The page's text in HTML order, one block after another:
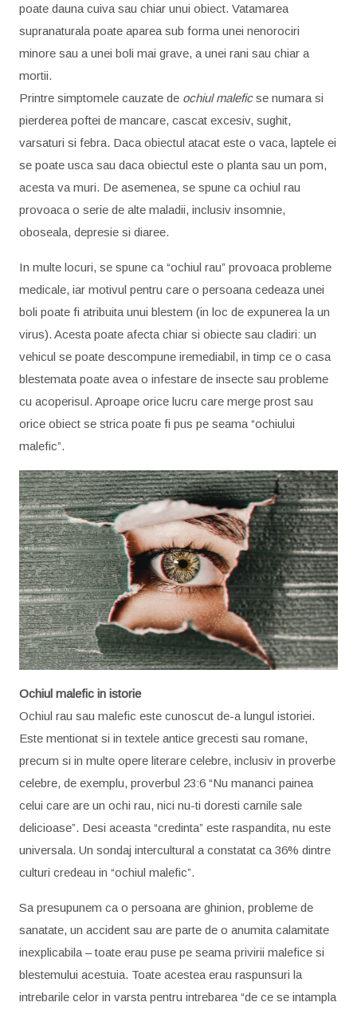
poate dauna cuiva sau chiar unui obiect. Vatamarea
supranaturala poate aparea sub forma unei nenorociri
minore sau a unei boli mai grave, a unei rani sau chiar a
mortii.
Printre simptomele cauzate de ochiul maleficse numara si
pierderea poftei de mancare, cascat excesiv, sughit,
varsaturi si febra. Daca obiectul atacat este o vaca, laptele ei
se poate usca sau daca obiectul este o planta sau un pom,
acesta va muri. De asemenea, se spune ca ochiul rau
provoaca o serie de alte maladii, inclusiv insomnie,
oboseala, depresie si diaree.
In multe locuri, se spune ca “ochiul rau” provoaca probleme
medicale, iar motivul pentru care o persoana cedeaza unei
boli poate fi atribuita unui blestem (in loc de expunerea la un
virus). Acesta poate afecta chiar si obiecte sau cladiri: un
vehicul se poate descompune iremediabil, in timp ce o casa
blestemata poate avea o infestare de insecte sau probleme
cu acoperisul. Aproape orice lucru care merge prost sau
orice obiect se strica poate fi pus pe seama “ochiului
malefic”.
Ochiul malefic in istorie
Ochiul rau sau malefic este cunoscut de-a lungul istoriei.
Este mentionat si in textele antice grecesti sau romane,
precum si in multe opere literare celebre, inclusiv in proverbe
celebre, de exemplu, proverbul 23:6 “Nu mananci painea
celui care are un ochi rau, nici nu-ti doresti carnile sale
delicioase”. Desi aceasta “credinta” este raspandita, nu este
universala. Un sondaj intercultural a constatat ca 36% dintre
culturi credeau in “ochiul malefic”.
Sa presupunem ca o persoana are ghinion, probleme de
sanatate, un accident sau are parte de o anumita calamitate
inexplicabila – toate erau puse pe seama privirii malefice si
blestemului acestuia. Toate acestea erau raspunsuri la
intrebarile celor in varsta pentru intrebarea “de ce se intampla